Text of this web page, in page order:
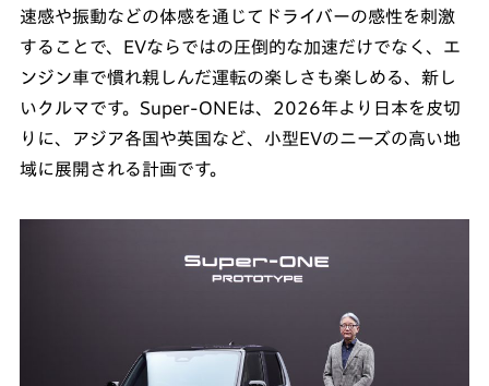
速感や振動などの体感を通じてドライバーの感性を刺激
することで、EVならではの圧倒的な加速だけでなく、エ
ンジン車で慣れ親しんだ運転の楽しさも楽しめる、新し
いクルマです。Super-ONEは、2026年より日本を皮切
りに、アジア各国や英国など、小型EVのニーズの高い地
域に展開される計画です。